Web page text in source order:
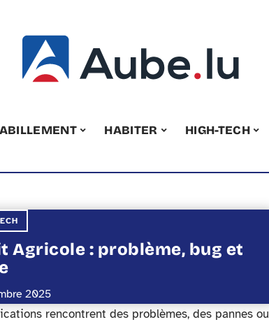
HABITER HIGH-TECH
Agricole : problème, bug et
2025
rencontrent des problèmes, des pannes ou